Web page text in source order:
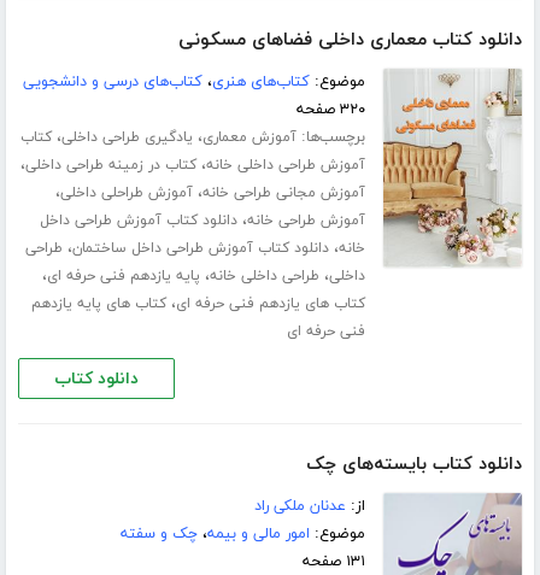
دانلود کتاب معماری داخلی فضاهای مسکونی
موضوع:کتاب‌های هنری،کتاب‌های درسی و دانشجویی
۳۲۰ صفحه
برچسب‌ها:آموزش معماری، یادگیری طراحی داخلی،کتاب
آموزش طراحی داخلی خانه،کتاب در زمینه طراحی داخلی،
آموزش مجانی طراحی خانه،آموزش طراحلی داخلی،
آموزش طراحی خانه،دانلود کتاب آموزش طراحی داخل
خانه،دانلود کتاب آموزش طراحی داخل ساختمان، طراحی
داخلی، طراحی داخلی خانه، پایه یازدهم فنی حرفه ای،
کتاب های یازدهم فنی حرفه ای،کتاب های پایه یازدهم
فنی حرفه ای
دانلود کتاب
دانلود کتاب بایسته‌های چک
از: عدنان ملکی راد
موضوع: امور مالی و بیمه،چک و سفته
۱۳۱ صفحه